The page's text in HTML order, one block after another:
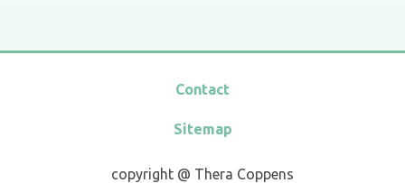
Sitemap
copyright @ Thera Coppens
Contact